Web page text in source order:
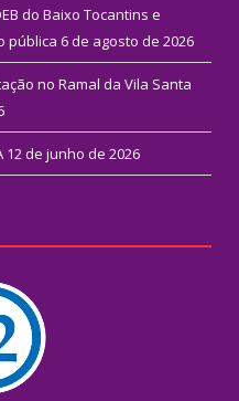
do Baixo Tocantins e
pública 6 de agosto de 2026
no Ramal da Vila Santa
12 de junho de 2026